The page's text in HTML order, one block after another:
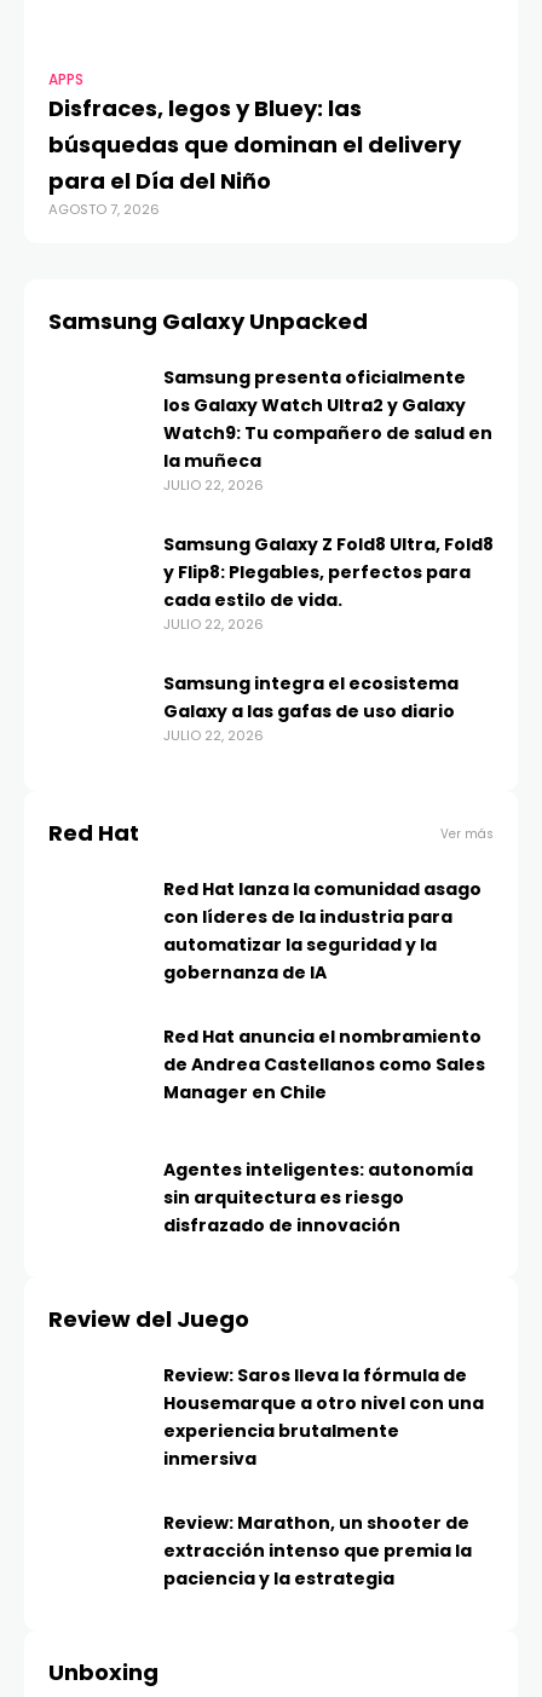
APPS
Disfraces, legos y Bluey: las
búsquedas que dominan el delivery
para el Día del Niño
AGOSTO 7, 2026
Samsung Galaxy Unpacked
Samsung presenta oficialmente
los Galaxy Watch Ultra2 y Galaxy
Watch9: Tu compañero de salud en
la muñeca
JULIO 22, 2026
Samsung Galaxy Z Fold8 Ultra, Fold8
y Flip8: Plegables, perfectos para
cada estilo de vida.
JULIO 22, 2026
Samsung integra el ecosistema
Galaxy a las gafas de uso diario
JULIO 22, 2026
Red Hat Ver más
Red Hat lanza la comunidad asago
con líderes de la industria para
automatizar la seguridad y la
gobernanza de IA
Red Hat anuncia el nombramiento
de Andrea Castellanos como Sales
Manager en Chile
Agentes inteligentes: autonomía
sin arquitectura es riesgo
disfrazado de innovación
Review del Juego
Review: Saros lleva la fórmula de
Housemarque a otro nivel con una
experiencia brutalmente
inmersiva
Review: Marathon, un shooter de
extracción intenso que premia la
paciencia y la estrategia
Unboxing